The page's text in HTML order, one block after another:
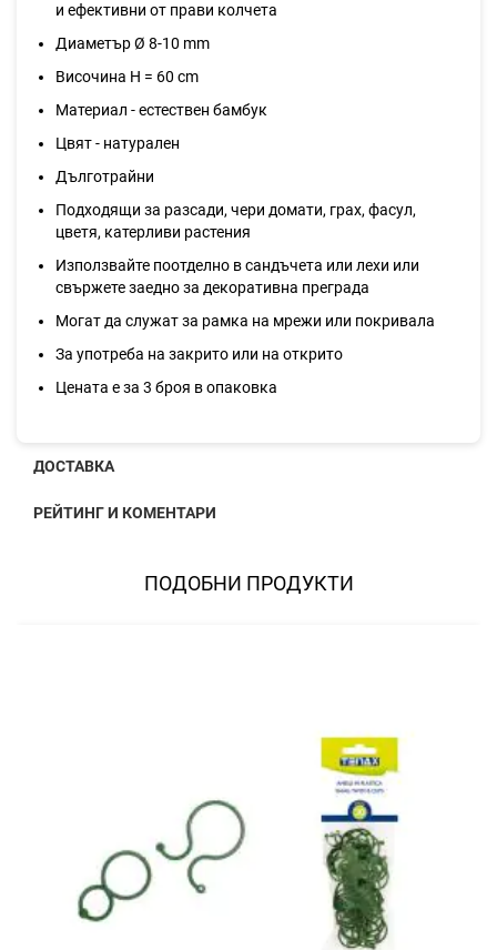
и ефективни от прави колчета
Диаметър Ø 8-10 mm
Височина H = 60 cm
Материал - естествен бамбук
Цвят - натурален
Дълготрайни
Подходящи за разсади, чери домати, грах, фасул,
цветя, катерливи растения
Използвайте поотделно в сандъчета или лехи или
свържете заедно за декоративна преграда
Могат да служат за рамка на мрежи или покривала
За употреба на закрито или на открито
Цената е за 3 броя в опаковка
ДОСТАВКА
РЕЙТИНГ И КОМЕНТАРИ
ПОДОБНИ ПРОДУКТИ